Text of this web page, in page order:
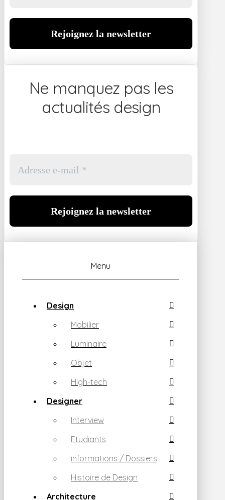
Ne manquez pas les
actualités design
Menu
Design
Mobilier
Luminaire
Objet
High-tech
Designer
Interview
Etudiants
informations / Dossiers
Histoire de Design
Architecture